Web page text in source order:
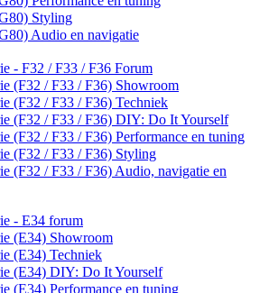
Styling
Audio en navigatie
- F32 / F33 / F36 Forum
(F32 / F33 / F36) Showroom
(F32 / F33 / F36) Techniek
(F32 / F33 / F36) DIY: Do It Yourself
(F32 / F33 / F36) Performance en tuning
(F32 / F33 / F36) Styling
(F32 / F33 / F36) Audio, navigatie en
- E34 forum
(E34) Showroom
(E34) Techniek
(E34) DIY: Do It Yourself
(E34) Performance en tuning